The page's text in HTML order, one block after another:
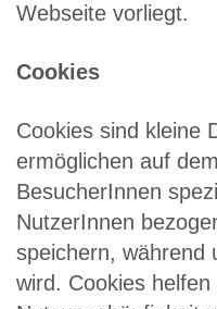
Webseite vorliegt.
Cookies
Cookies sind kleine
ermöglichen auf
BesucherInnen
NutzerInnen
speichern, während
wird. Cookies